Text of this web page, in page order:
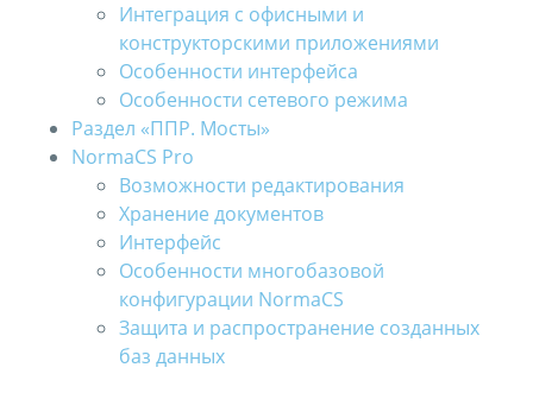
Интеграция с офисными и
конструкторскими приложениями
Особенности интерфейса
Особенности сетевого режима
Раздел «ППР. Мосты»
NormaCS Pro
Возможности редактирования
Хранение документов
Интерфейс
Особенности многобазовой
конфигурации NormaCS
Защита и распространение созданных
баз данных